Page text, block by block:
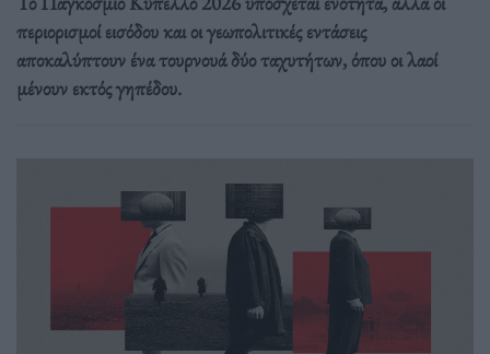
περιορισμοί εισόδου και οι γεωπολιτικές εντάσεις
αποκαλύπτουν ένα τουρνουά δύο ταχυτήτων, όπου οι λαοί
μένουν εκτός γηπέδου.